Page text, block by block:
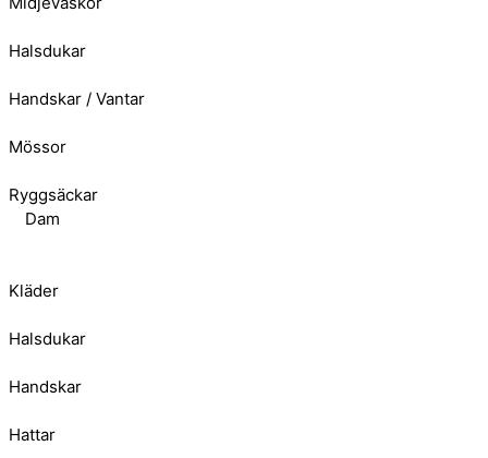
Halsdukar
Handskar / Vantar
Mössor
Ryggsäckar
Dam
Kläder
Halsdukar
Handskar
Hattar